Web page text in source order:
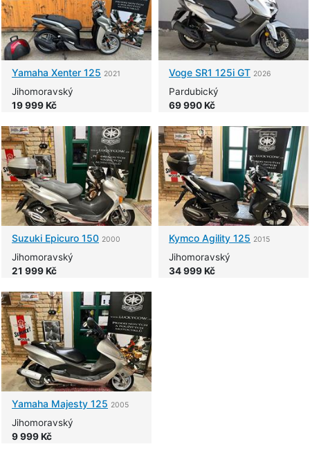
Yamaha Xenter 125 2021
Jihomoravský
19 999 Kč
Voge SR1 125i GT 2026
Pardubický
69 990 Kč
Suzuki Epicuro 150 2000
Jihomoravský
21 999 Kč
Kymco Agility 125 2015
Jihomoravský
34 999 Kč
Yamaha Majesty 125 2005
Jihomoravský
9 999 Kč